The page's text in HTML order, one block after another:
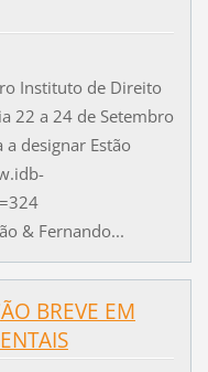
Instituto de Direito
22 a 24 de Setembro
designar Estão
& Fernando...
BREVE EM